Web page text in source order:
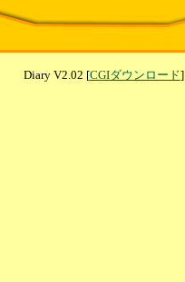
Diary V2.02 [CGIダウンロード]